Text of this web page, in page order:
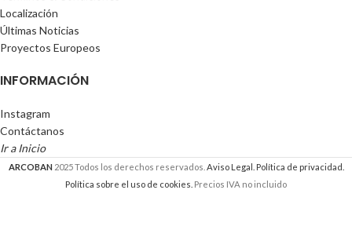
Localización
Últimas Noticias
Proyectos Europeos
INFORMACIÓN
Instagram
Contáctanos
Ir a Inicio
ARCOBAN 2025 Todos los derechos reservados. Aviso Legal.
Política de privacidad.
Política sobre el uso de cookies. Precios IVA no incluido